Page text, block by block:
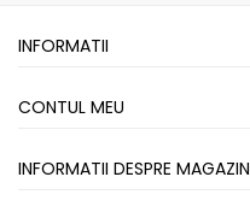
INFORMATII
CONTUL MEU
INFORMATII DESPRE MAGAZIN